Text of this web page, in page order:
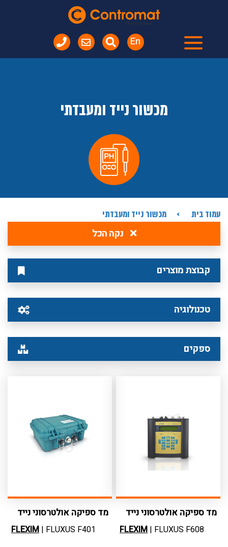
En
מכשור נייד ומעבדתי
עמוד בית מכשור נייד ומעבדתי
נקה הכל
קבוצת מוצרים
טכנולוגיה
ספקים
מד ספיקה אולטרסוני נייד
תעשייתי לאיזו ...
FLEXIM| FLUXUS F608
מד ספיקה אולטרסוני נייד
למים ושפכים
FLEXIM | FLUXUS F401